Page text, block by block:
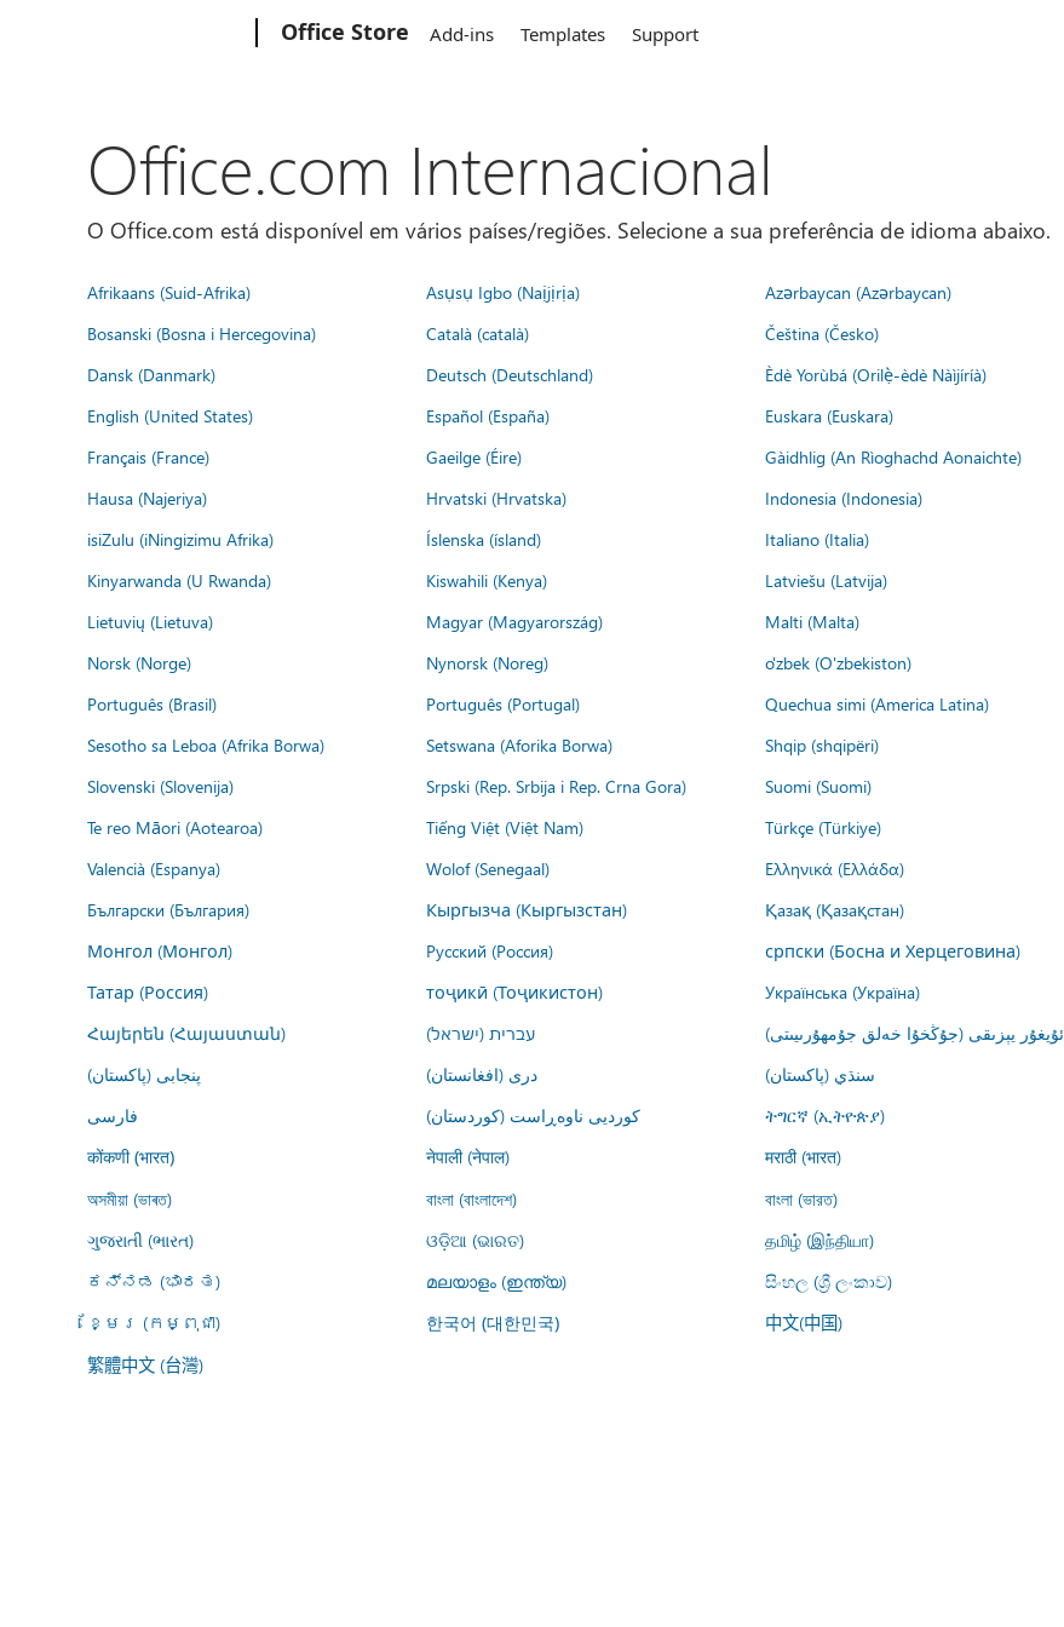
Office Store Add-ins Templates Support
Office.com Internacional
O Office.com está disponível em vários países/regiões. Selecione a sua preferência de idioma abaixo.
Afrikaans (Suid-Afrika) Asụsụ Igbo (Naịjịrịa) Azərbaycan (Azərbaycan)
Bosanski (Bosna i Hercegovina)
Català (català) Čeština (Česko)
Dansk (Danmark)
Deutsch (Deutschland) Èdè Yorùbá (Orilẹ̀-èdè Nàìjíríà)
English (United States)
Español (España) Euskara (Euskara)
Français (France)
Gaeilge (Éire) Gàidhlig (An Rìoghachd Aonaichte)
Hausa (Najeriya)
Hrvatski (Hrvatska) Indonesia (Indonesia)
isiZulu (iNingizimu Afrika)
Íslenska (ísland) Italiano (Italia)
Kinyarwanda (U Rwanda)
Kiswahili (Kenya) Latviešu (Latvija)
Lietuvių (Lietuva)
Magyar (Magyarország) Malti (Malta)
Norsk (Norge)
Nynorsk (Noreg) o'zbek (O'zbekiston)
Português (Brasil)
Português (Portugal) Quechua simi (America Latina)
Sesotho sa Leboa (Afrika Borwa)
Setswana (Aforika Borwa) Shqip (shqipëri)
Slovenski (Slovenija)
Srpski (Rep. Srbija i Rep. Crna Gora) Suomi (Suomi)
Te reo Māori (Aotearoa)
Tiếng Việt (Việt Nam) Türkçe (Türkiye)
Valencià (Espanya)
Wolof (Senegaal) Ελληνικά (Ελλάδα)
Български (България)
Кыргызча (Кыргызстан) Қазақ (Қазақстан)
Монгол (Монгол)
Русский (Россия) српски (Босна и Херцеговина)
Татар (Россия)
тоҷикӣ (Тоҷикистон) Українська (Україна)
Հայերեն (Հայաստան)
עברית (ישראל) ئۇيغۇر يېزىقى (جۇڭخۇا خەلق جۇمھۇرىيىتى)
پنجابی (پاکستان)
درى (افغانستان) سنڌي (پاکستان)
فارسى
کوردیی ناوەڕاست (کوردستان) ትግርኛ (ኢትዮጵያ)
कोंकणी (भारत) नेपाली (नेपाल) मराठी (भारत)
অসমীয়া (ভাৰত) বাংলা (বাংলাদেশ) বাংলা (ভারত)
ગુજરાતી (ભારત)
ଓଡ଼ିଆ (ଭାରତ) தமிழ் (இந்தியா)
ಕನ್ನಡ (ಭಾರತ)
മലയാളം (ഇന്ത്യ) සිංහල (ශ්‍රී ලංකාව)
ខ្មែរ (កម្ពុជា)
한국어 (대한민국) 中文(中国)
繁體中文 (台灣)